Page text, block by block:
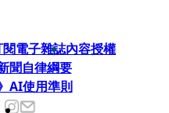
閱電子雜誌內容授權
聞自律綱要
AI使用準則